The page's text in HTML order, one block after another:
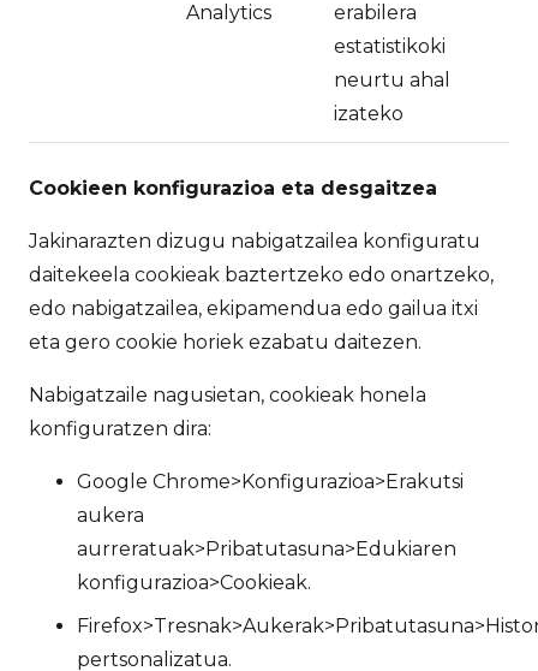
Analytics
erabilera
estatistikoki
neurtu ahal
izateko
Cookieen konfigurazioa eta desgaitzea
Jakinarazten dizugu nabigatzailea konfiguratu
daitekeela cookieak baztertzeko edo onartzeko,
edo nabigatzailea, ekipamendua edo gailua itxi
eta gero cookie horiek ezabatu daitezen.
Nabigatzaile nagusietan, cookieak honela
konfiguratzen dira:
Google Chrome>Konfigurazioa>Erakutsi
aukera
aurreratuak>Pribatutasuna>Edukiaren
konfigurazioa>Cookieak.
pertsonalizatua.